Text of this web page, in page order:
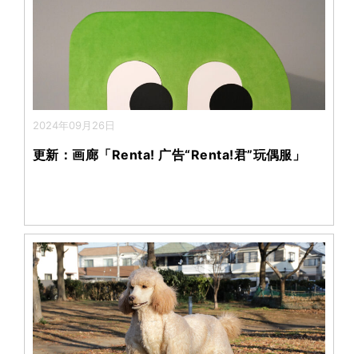
2024年09月26日
更新：画廊「Renta! 广告“Renta!君”玩偶服」